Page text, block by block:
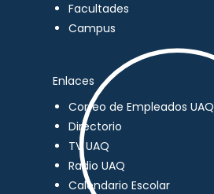
Facultades
Campus
Enlaces
Correo de Empleados UAQ
Directorio
TV UAQ
Radio UAQ
Calendario Escolar